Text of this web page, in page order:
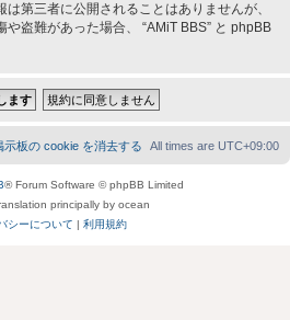
第三者に公開されることはありませんが、
盗難があった場合、 “AMiT BBS” と phpBB
All times are UTC+09:00
示板の cookie を消去する
® Forum Software © phpBB Limited
principally by ocean
シーについて | 利用規約